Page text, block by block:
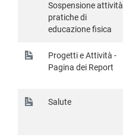
Sospensione attività
pratiche di
educazione fisica
Progetti e Attività -
Pagina dei Report
Salute